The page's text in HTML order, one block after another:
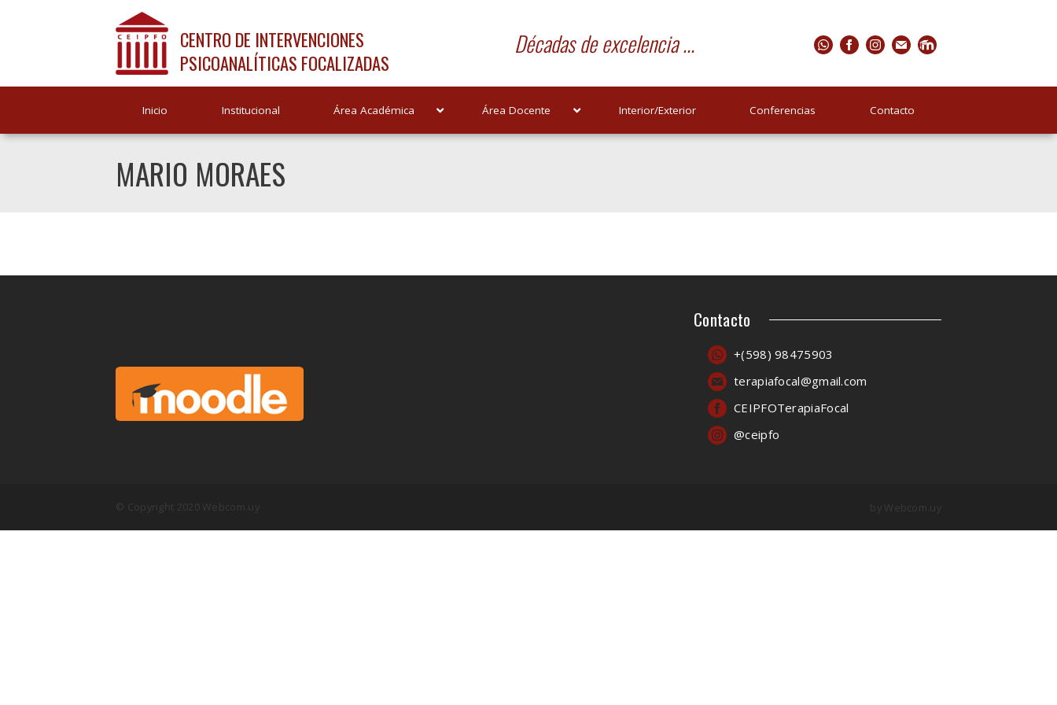
CENTRO DE INTERVENCIONES
PSICOANALÍTICAS FOCALIZADAS
Décadas de excelencia ...
Inicio Institucional Área Académica Área Docente Interior/Exterior Conferencias Contacto
MARIO MORAES
Contacto
+(598) 98475903
terapiafocal@gmail.com
CEIPFOTerapiaFocal
@ceipfo
© Copyright 2020 Webcom.uy by Webcom.uy